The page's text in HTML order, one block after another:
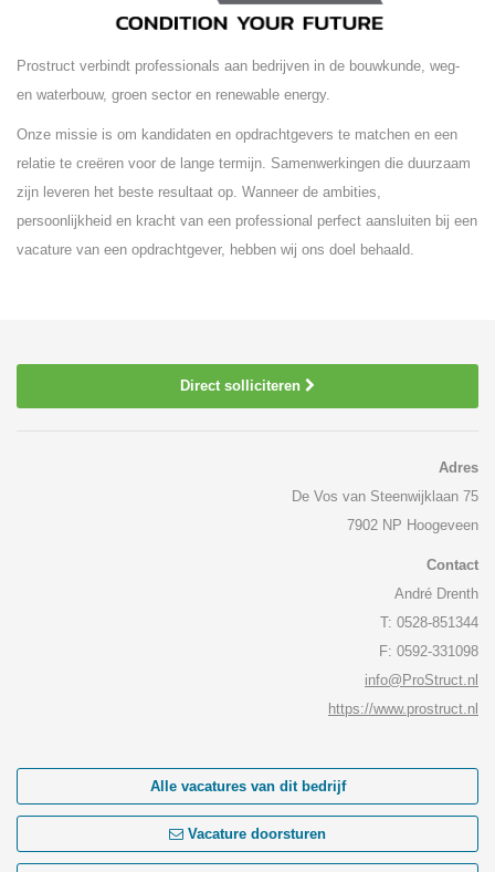
Prostruct verbindt professionals aan bedrijven in de bouwkunde, weg-
en waterbouw, groen sector en renewable energy.
Onze missie is om kandidaten en opdrachtgevers te matchen en een
relatie te creëren voor de lange termijn. Samenwerkingen die duurzaam
zijn leveren het beste resultaat op. Wanneer de ambities,
persoonlijkheid en kracht van een professional perfect aansluiten bij een
vacature van een opdrachtgever, hebben wij ons doel behaald.
Direct solliciteren
Adres
De Vos van Steenwijklaan 75
7902 NP Hoogeveen
Contact
André Drenth
T: 0528-851344
F: 0592-331098
info@ProStruct.nl
https://www.prostruct.nl
Alle vacatures van dit bedrijf
Vacature doorsturen